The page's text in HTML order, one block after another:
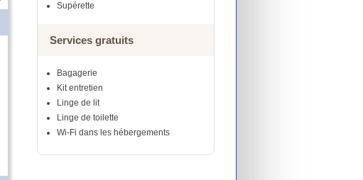
Supérette
Services gratuits
Bagagerie
Kit entretien
Linge de lit
Linge de toilette
Wi-Fi dans les hébergements